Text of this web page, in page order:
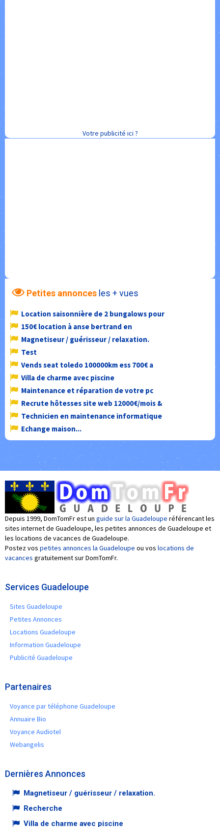
Votre publicité ici ?
Petites annonces les + vues
Location saisonnière de 2 bungalows pour
150€ location à anse bertrand en
Magnetiseur / guérisseur / relaxation.
Test
Vends seat toledo 100000km ess 700€ a
Villa de charme avec piscine
Maintenance et réparation de votre pc
Recrute hôtesses site web 12000€/mois &
Technicien en maintenance informatique
Echange maison...
Depuis 1999, DomTomFr est un guide sur la Guadeloupe référencant les
sites internet de Guadeloupe, les petites annonces de Guadeloupe et
les locations de vacances de Guadeloupe.
Postez vos petites annonces la Guadeloupe ou vos locations de
vacances gratuitement sur DomTomFr.
Services Guadeloupe
Sites Guadeloupe
Petites Annonces
Locations Guadeloupe
Information Guadeloupe
Publicité Guadeloupe
Partenaires
Voyance par téléphone Guadeloupe
Annuaire Bio
Voyance Audiotel
Webangelis
Dernières Annonces
Magnetiseur / guérisseur / relaxation.
Recherche
Villa de charme avec piscine